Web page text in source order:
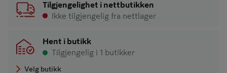
Tilgjengelighet i nettbutikken
Ikke tilgjengelig fra nettlager
Hent i butikk
Tilgjengelig i 1 butikker
Velg butikk